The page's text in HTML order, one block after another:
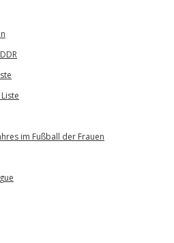
im Fußball der Frauen